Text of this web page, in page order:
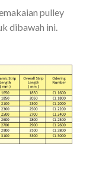
pulley
dibawah ini.